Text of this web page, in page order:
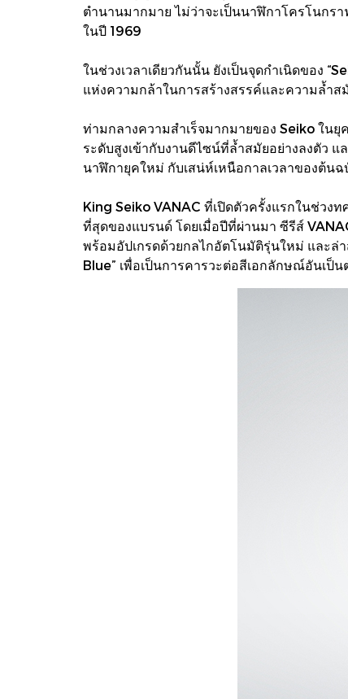
ตำนานมากมาย ไม่ว่าจะเป็นนาฬิกาโครโนกร
ในปี 1969
ในช่วงเวลาเดียวกันนั้น ยังเป็นจุดกำเนิดของ
แห่งความกล้าในการสร้างสรรค์และความล้ำส
ท่ามกลางความสำเร็จมากมายของ Seiko ใน
ระดับสูงเข้ากับงานดีไซน์ที่ล้ำสมัยอย่างลงตัว
นาฬิกายุคใหม่ กับเสน่ห์เหนือกาลเวลาของต้นฉ
King Seiko VANAC ที่เปิดตัวครั้งแรกในช่ว
ที่สุดของแบรนด์ โดยเมื่อปีที่ผ่านมา ซีรีส์
พร้อมอัปเกรดด้วยกลไกอัตโนมัติรุ่นใหม่ และล่า
Blue” เพื่อเป็นการคารวะต่อสีเอกลักษณ์อันเป็